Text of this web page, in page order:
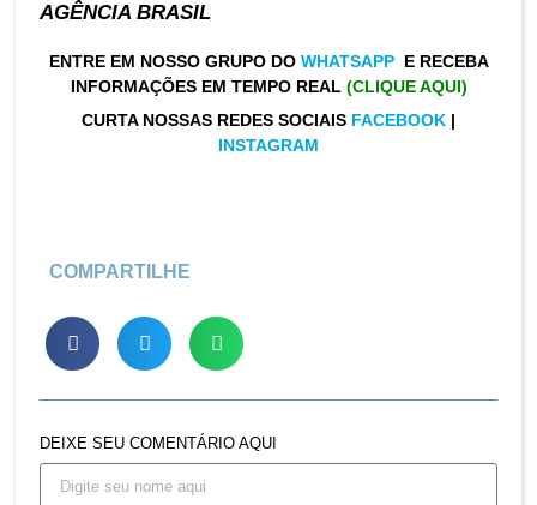
AGÊNCIA BRASIL
ENTRE EM NOSSO GRUPO DO WHATSAPP E RECEBA
INFORMAÇÕES EM TEMPO REAL (CLIQUE AQUI)
CURTA NOSSAS REDES SOCIAIS FACEBOOK |
INSTAGRAM
COMPARTILHE
DEIXE SEU COMENTÁRIO AQUI